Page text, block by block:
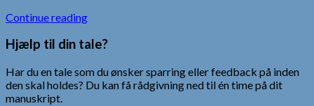
Continue reading
Hjælp til din tale?
Har du en tale som du ønsker sparring eller feedback på inden
den skal holdes? Du kan få rådgivning ned til én time på dit
manuskript.